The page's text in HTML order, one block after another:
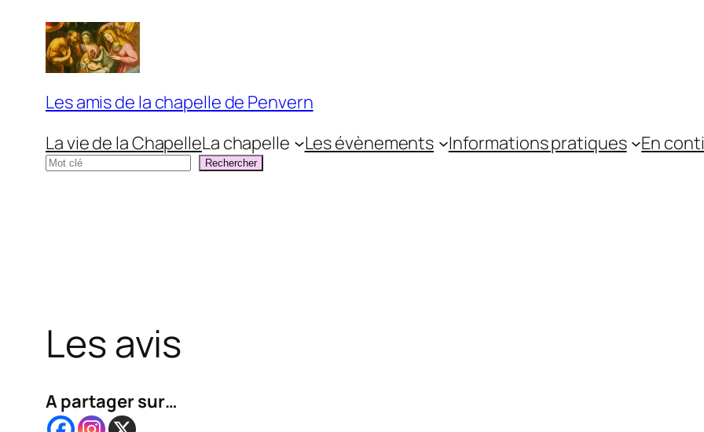
contenu
Les amis de la chapelle de Penvern
La vie de la ChapelleLa chapelle Les évènements Informations pratiques En
Rechercher
Rechercher
Les avis
A partager sur…